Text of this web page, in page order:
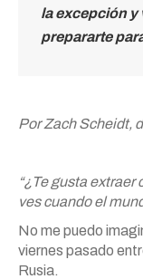
la excepción y
prepararte
Por Zach Scheidt,
“¿Te gusta extraer
ves cuando el
No me puedo
viernes pasado
Rusia.